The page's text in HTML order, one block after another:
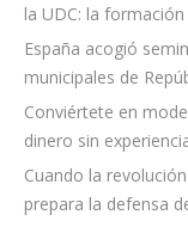
la UDC: la
España acogió
municipales de
Conviértete en
dinero sin
Cuando la
prepara la defensa